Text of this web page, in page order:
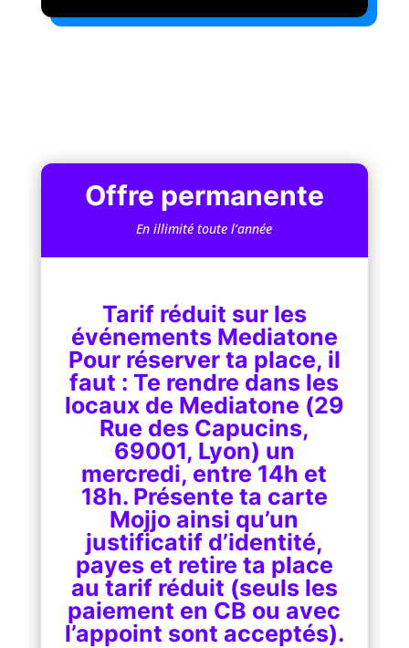
Offre permanente
En illimité toute l’année
Tarif réduit sur les
événements Mediatone
Pour réserver ta place, il
faut : Te rendre dans les
locaux de Mediatone (29
Rue des Capucins,
69001, Lyon) un
mercredi, entre 14h et
18h. Présente ta carte
Mojjo ainsi qu’un
justificatif d’identité,
payes et retire ta place
au tarif réduit (seuls les
paiement en CB ou avec
l’appoint sont acceptés).